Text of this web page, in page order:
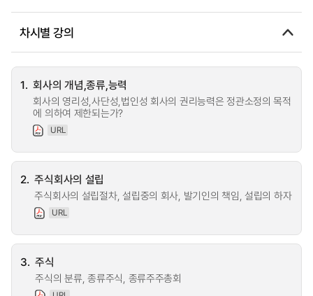
차시별 강의
1. 회사의 개념,종류,능력
회사의 영리성,사단성,법인성 회사의 권리능력은 정관소정의 목적
에 의하여 제한되는가?
URL
2. 주식회사의 설립
주식회사의 설립절차, 설립중의 회사, 발기인의 책임, 설립의 하자
URL
3. 주식
주식의 분류, 종류주식, 종류주주총회